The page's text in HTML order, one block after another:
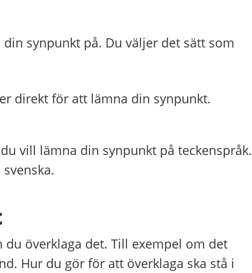
synpunkt på. Du väljer det sätt som
direkt för att lämna din synpunkt.
vill lämna din synpunkt på teckenspråk.
överklaga det. Till exempel om det
Hur du gör för att överklaga ska stå i